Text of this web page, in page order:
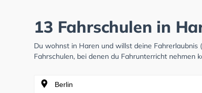
13 Fahrschulen in
Du wohnst in Haren und willst deine Fahrerlaubnis
Fahrschulen, bei denen du Fahrunterricht nehmen